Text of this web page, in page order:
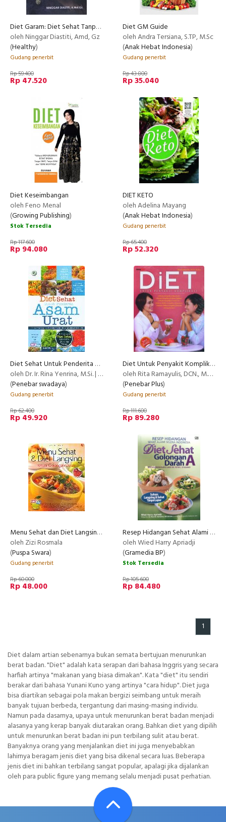
Diet Garam: Diet Sehat Tanpa Garam
oleh Ninggar Diastiti, Amd, Gz
(Healthy)
Gudang penerbit
Rp 59.400
Rp 47.520
Diet GM Guide
oleh Andra Tersiana, S.TP, M.Sc
(Anak Hebat Indonesia)
Gudang penerbit
Rp 43.800
Rp 35.040
Diet Keseimbangan
oleh Feno Menal
(Growing Publishing)
Stok Tersedia
Rp 117.600
Rp 94.080
DIET KETO
oleh Adelina Mayang
(Anak Hebat Indonesia)
Gudang penerbit
Rp 65.400
Rp 52.320
Diet Sehat Untuk Penderita Asam Urat Edisi Revisi
oleh Dr. Ir. Rina Yenrina, M.Si. | Dr. Ir. Diah Krisnatuti, M.S. | Dini Rasjmida, B.Sc. S.Pd.
(Penebar swadaya)
Gudang penerbit
Rp 62.400
Rp 49.920
Diet Untuk Penyakit Komplikasi
oleh Rita Ramayulis, DCN., M.Kes.
(Penebar Plus)
Gudang penerbit
Rp 111.600
Rp 89.280
Menu Sehat dan Diet Langsing sesuai Golongan Darah
oleh Zizi Rosmala
(Puspa Swara)
Gudang penerbit
Rp 60.000
Rp 48.000
Resep Hidangan Sehat Alami Selera Indonesia Diet Sehat Golongan Darah A (Disc 50%) (2015)
oleh Wied Harry Apriadji
(Gramedia BP)
Stok Tersedia
Rp 105.600
Rp 84.480
1
Diet dalam artian sebenarnya bukan semata bertujuan menurunkan
berat badan. "Diet" adalah kata serapan dari bahasa Inggris yang secara
harfiah artinya "makanan yang biasa dimakan". Kata "diet" itu sendiri
berakar dari bahasa Yunani Kuno yang artinya "cara hidup". Diet juga
bisa diartikan sebagai pola makan bergizi seimbang untuk meraih
banyak tujuan berbeda, tergantung dari masing-masing individu.
Namun pada dasarnya, upaya untuk menurunkan berat badan menjadi
alasanya yang kerap banyak diutarakan orang. Bahkan diet yang dipilih
untuk menurunkan berat badan ini pun terbilang sulit atau berat.
Banyaknya orang yang menjalankan diet ini juga menyebabkan
lahirnya beragam jenis diet yang bisa dikenal secara luas. Beberapa
jenis diet ini bahkan terbilang sangat popular, apalagi jika dijalankan
oleh para public figure yang memang selalu menjadi pusat perhatian.